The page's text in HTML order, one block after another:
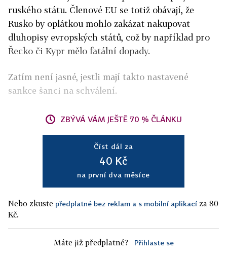
ruského státu. Členové EU se totiž obávají, že
Rusko by oplátkou mohlo zakázat nakupovat
dluhopisy evropských států, což by například pro
Řecko či Kypr mělo fatální dopady.
Zatím není jasné, jestli mají takto nastavené
sankce šanci na schválení.
ZBÝVÁ VÁM JEŠTĚ 70 % ČLÁNKU
Číst dál za
40 Kč
na první dva měsíce
Nebo zkuste předplatné bez reklam a s mobilní aplikací za 80
Kč.
Máte již předplatné? Přihlaste se